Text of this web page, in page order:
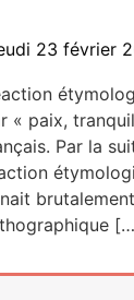
23 février
« paix,
Par la